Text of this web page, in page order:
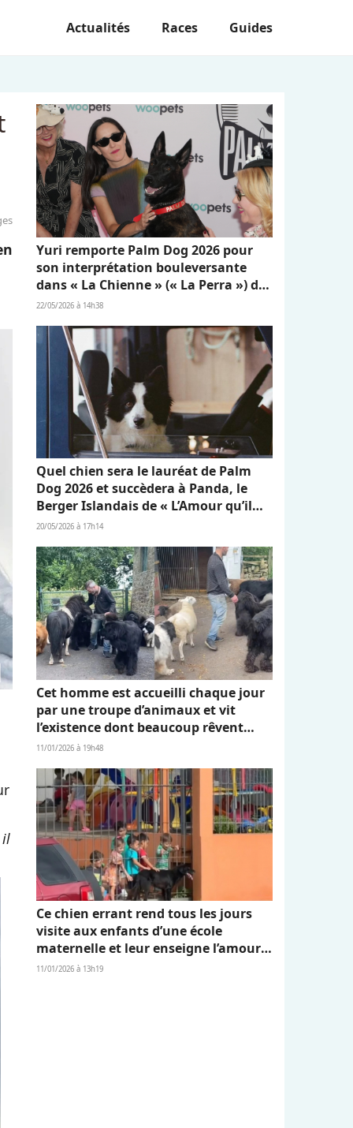
Actualités Races Guides
il
Yuri remporte Palm Dog 2026 pour
son interprétation bouleversante
dans « La Chienne » (« La Perra ») de
Dominga Sotomayor
22/05/2026 à 14h38
Quel chien sera le lauréat de Palm
Dog 2026 et succèdera à Panda, le
Berger Islandais de « L’Amour qu’il
nous reste » ?
20/05/2026 à 17h14
Cet homme est accueilli chaque jour
par une troupe d’animaux et vit
l’existence dont beaucoup rêvent
(vidéo)
11/01/2026 à 19h48
Ce chien errant rend tous les jours
visite aux enfants d’une école
maternelle et leur enseigne l’amour
et l’empathie (vidéo)
11/01/2026 à 13h19